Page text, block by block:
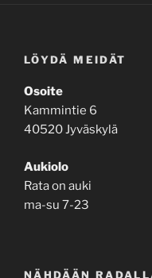
LÖYDÄ MEIDÄT
Osoite
Kammintie 6
40520 Jyväskylä
Aukiolo
Rata on auki
ma-su 7-23
NÄHDÄÄN